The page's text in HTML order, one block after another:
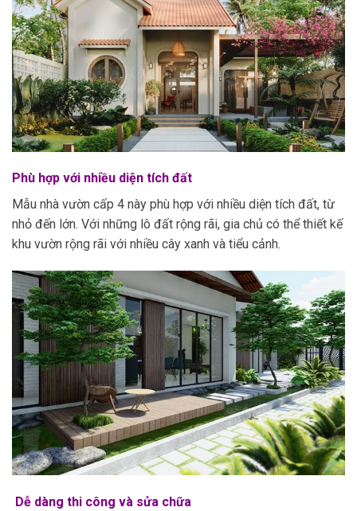
Phù hợp với nhiều diện tích đất
Mẫu nhà vườn cấp 4 này phù hợp với nhiều diện tích đất, từ
nhỏ đến lớn. Với những lô đất rộng rãi, gia chủ có thể thiết kế
khu vườn rộng rãi với nhiều cây xanh và tiểu cảnh.
Dễ dàng thi công và sửa chữa